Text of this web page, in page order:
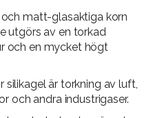
matt-glasaktiga korn
utgörs av en torkad
och en mycket högt
är torkning av luft,
och andra industrigaser.